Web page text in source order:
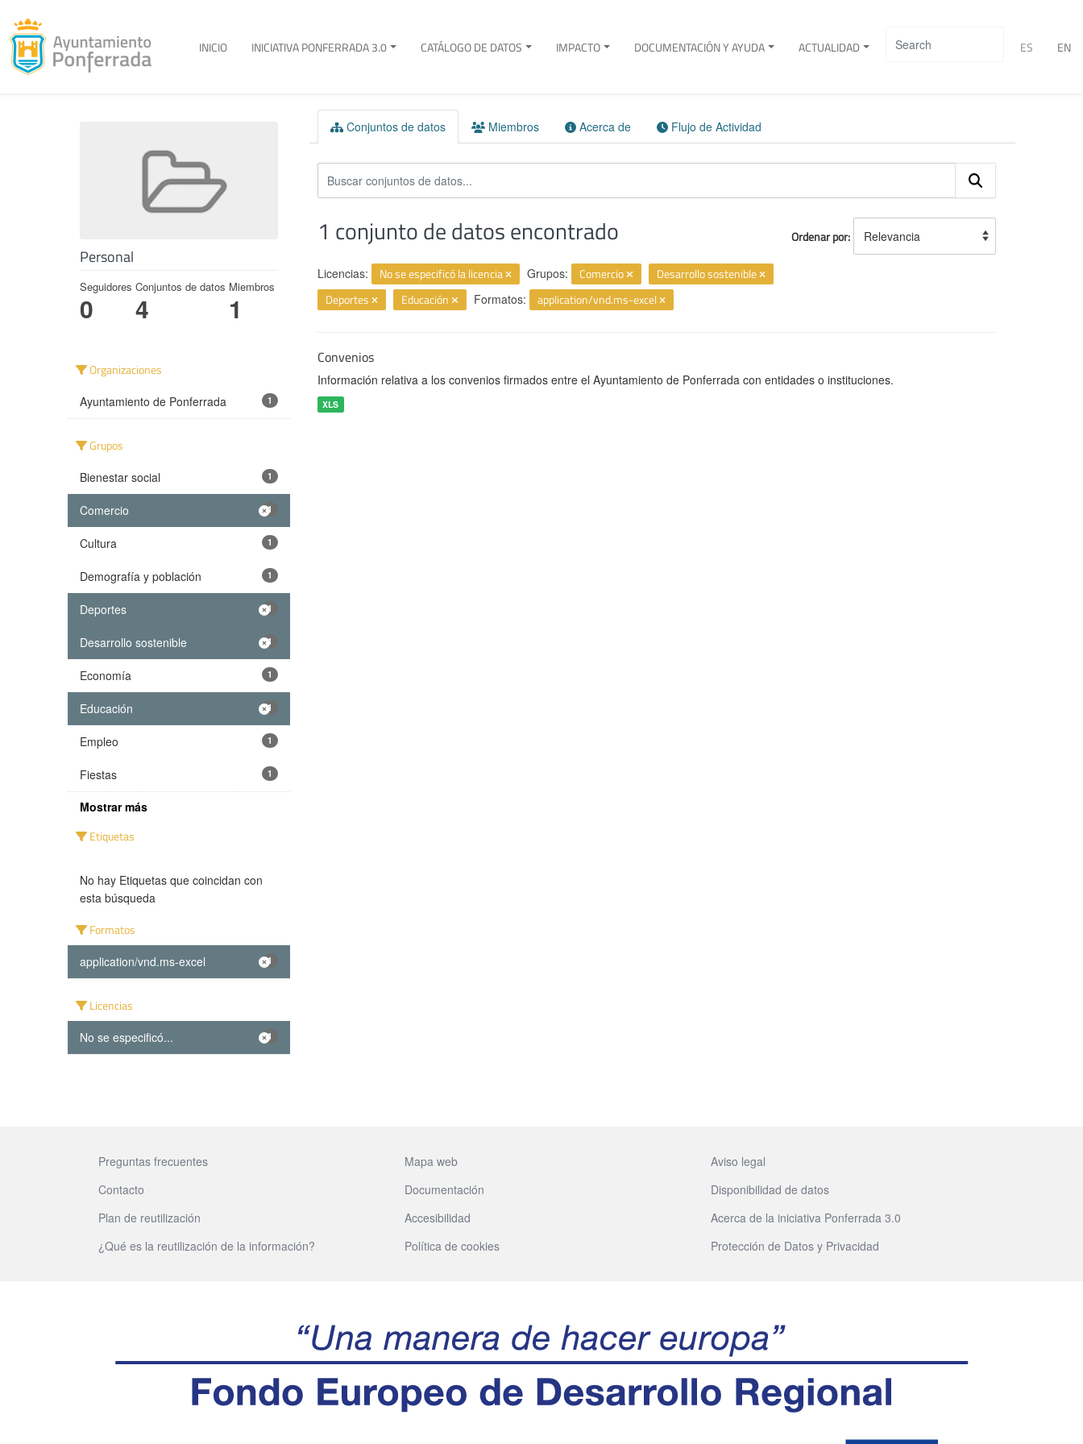
ES EN
INICIO INICIATIVA PONFERRADA 3.0 CATÁLOGO DE DATOS IMPACTO DOCUMENTACIÓN Y AYUDA ACTUALIDAD
Personal
Seguidores
0
Conjuntos de datos
4
Miembros
1
Organizaciones
Ayuntamiento de Ponferrada 1
Grupos
Bienestar social 1
Comercio 1
Cultura 1
Demografía y población 1
Deportes 1
Desarrollo sostenible 1
Economía 1
Educación 1
Empleo 1
Fiestas 1
Mostrar más
Etiquetas
No hay Etiquetas que coincidan con
esta búsqueda
Formatos
application/vnd.ms-excel 1
Licencias
No se especificó... 1
Conjuntos de datos Miembros Acerca de Flujo de Actividad
Ordenar por
1 conjunto de datos encontrado
Licencias: No se especificó la licencia Grupos: Comercio
Desarrollo sostenible
Deportes
Educación Formatos: application/vnd.ms-excel
Convenios
Información relativa a los convenios firmados entre el Ayuntamiento de Ponferrada con entidades o instituciones.
XLS
Preguntas frecuentes Mapa web
Aviso legal
Contacto
Documentación
Disponibilidad de datos
Plan de reutilización
Accesibilidad
Acerca de la iniciativa Ponferrada 3.0
¿Qué es la reutilización de la información?
Política de cookies Protección de Datos y Privacidad